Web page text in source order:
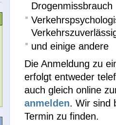
Drogenmissbrauch
und einige andere
Die Anmeldung zu
erfolgt entweder
auch gleich online
anmelden. Wir sind
Termin zu finden.